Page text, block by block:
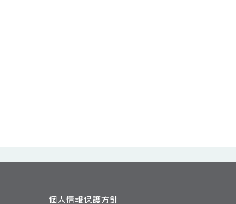
個人情報保護方針